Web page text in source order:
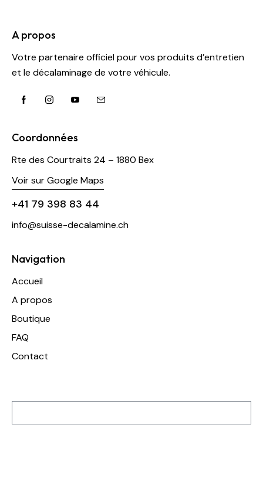
A propos
Votre partenaire officiel pour vos produits d’entretien
et le décalaminage de votre véhicule.
Coordonnées
Rte des Courtraits 24 – 1880 Bex
Voir sur Google Maps
+41 79 398 83 44
info@suisse-decalamine.ch
Navigation
Accueil
A propos
Boutique
FAQ
Contact